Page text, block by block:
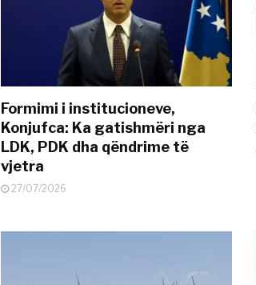
Formimi i institucioneve,
Konjufca: Ka gatishmëri nga
LDK, PDK dha qëndrime të
vjetra
27/07/2026